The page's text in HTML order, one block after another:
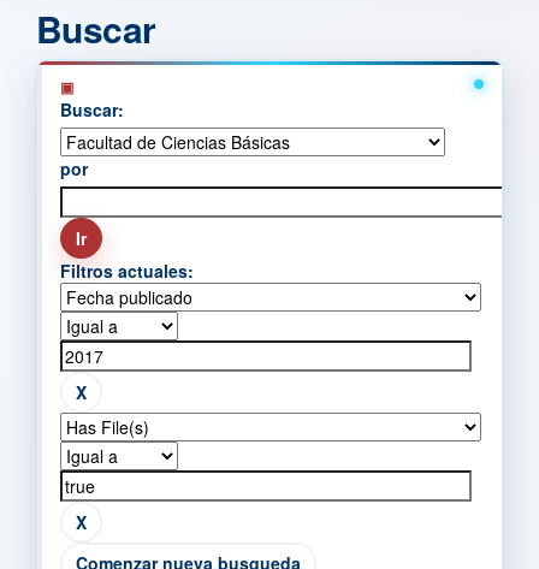
Buscar
Buscar:
por
Filtros actuales:
Comenzar nueva busqueda